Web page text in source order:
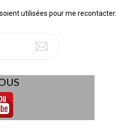
utilisées pour me recontacter.